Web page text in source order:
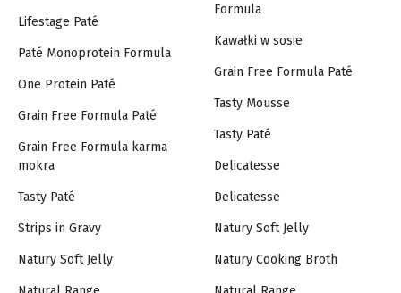
Lifestage Paté
Paté Monoprotein Formula
One Protein Paté
Grain Free Formula Paté
Grain Free Formula karma
mokra
Tasty Paté
Strips in Gravy
Natury Soft Jelly
Formula
Kawałki w sosie
Grain Free Formula Paté
Tasty Mousse
Tasty Paté
Delicatesse
Delicatesse
Natury Soft Jelly
Natury Cooking Broth